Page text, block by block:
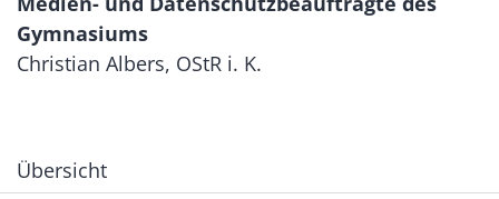
Gymnasiums
Christian Albers, OStR i. K.
Übersicht